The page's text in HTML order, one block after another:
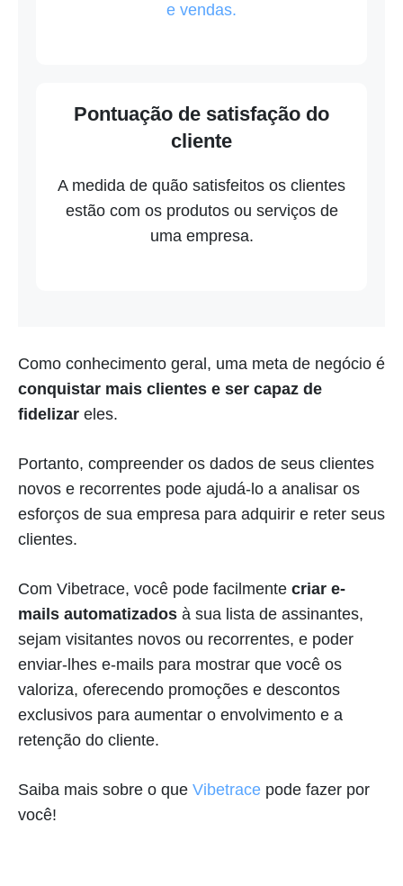
e vendas.
Pontuação de satisfação do
cliente
A medida de quão satisfeitos os clientes
estão com os produtos ou serviços de
uma empresa.
Como conhecimento geral, uma meta de negócio é
conquistar mais clientes e ser capaz de
fidelizar eles.
Portanto, compreender os dados de seus clientes
novos e recorrentes pode ajudá-lo a analisar os
esforços de sua empresa para adquirir e reter seus
clientes.
Com Vibetrace, você pode facilmente criar e-
mails automatizados à sua lista de assinantes,
sejam visitantes novos ou recorrentes, e poder
enviar-lhes e-mails para mostrar que você os
valoriza, oferecendo promoções e descontos
exclusivos para aumentar o envolvimento e a
retenção do cliente.
Saiba mais sobre o que Vibetrace pode fazer por
você!